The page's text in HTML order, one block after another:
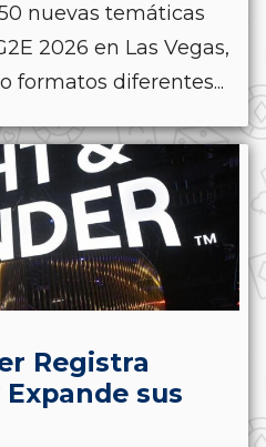
nuevas temáticas
2026 en Las Vegas,
formatos diferentes...
Registra
sus